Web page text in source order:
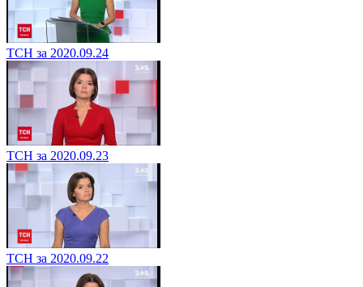
ТСН за 2020.09.24
ТСН за 2020.09.23
ТСН за 2020.09.22